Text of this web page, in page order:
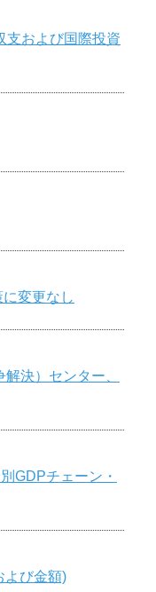
支および国際投資
に変更なし
決）センター、
GDPチェーン・
よび金額)